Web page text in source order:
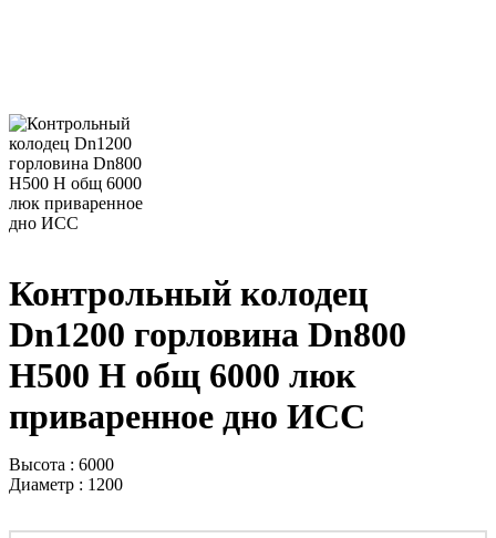
Контрольный колодец
Dn1200 горловина Dn800
H500 H общ 6000 люк
приваренное дно ИСС
Высота : 6000
Диаметр : 1200